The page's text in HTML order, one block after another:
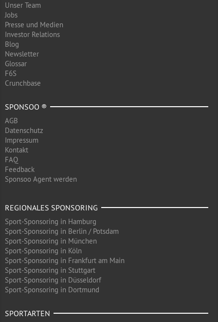
Unser Team
Jobs
Presse und Medien
Investor Relations
Blog
Newsletter
Glossar
F6S
Crunchbase
SPONSOO ®
AGB
Datenschutz
Impressum
Kontakt
FAQ
Feedback
Sponsoo Agent werden
REGIONALES SPONSORING
Sport-Sponsoring in Hamburg
Sport-Sponsoring in Berlin / Potsdam
Sport-Sponsoring in München
Sport-Sponsoring in Köln
Sport-Sponsoring in Frankfurt am Main
Sport-Sponsoring in Stuttgart
Sport-Sponsoring in Düsseldorf
Sport-Sponsoring in Dortmund
SPORTARTEN